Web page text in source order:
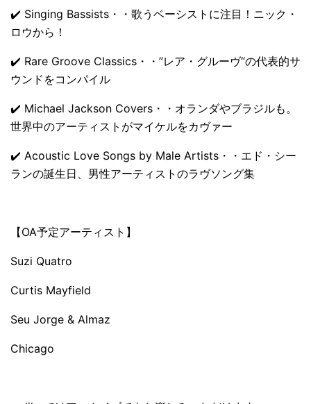
✔️ Singing Bassists・・歌うベーシストに注目！ニック・
ロウから！
✔️ Rare Groove Classics・・”レア・グルーヴ“の代表的サ
ウンドをコンパイル
✔️ Michael Jackson Covers・・オランダやブラジルも。
世界中のアーティストがマイケルをカヴァー
✔️ Acoustic Love Songs by Male Artists・・エド・シー
ランの誕生日、男性アーティストのラヴソング集
【OA予定アーティスト】
Suzi Quatro
Curtis Mayfield
Seu Jorge & Almaz
Chicago